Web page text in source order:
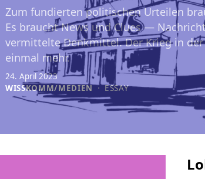
Zum fundierten politischen Urteilen
Es braucht News und Clues —
vermittelte Denkmittel. Der Krieg in
einmal mehr.
24. April 2023
WISSKOMM/MEDIEN⋅ESSAY